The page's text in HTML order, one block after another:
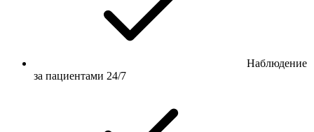
Наблюдение
за пациентами 24/7